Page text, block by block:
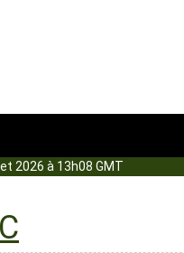
2026 à 13h08 GMT